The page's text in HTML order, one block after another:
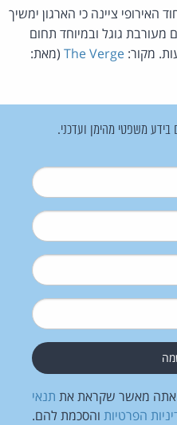
ציינה כי הארגון ימשיך
מעורבת גוגל ובמיוחד תחום
מקור: The Verge (מאת:
בידע משפטי מהימן ועדכני.
אתה מאשר שקראת את תנאי
הפרטיות והסכמת להם.